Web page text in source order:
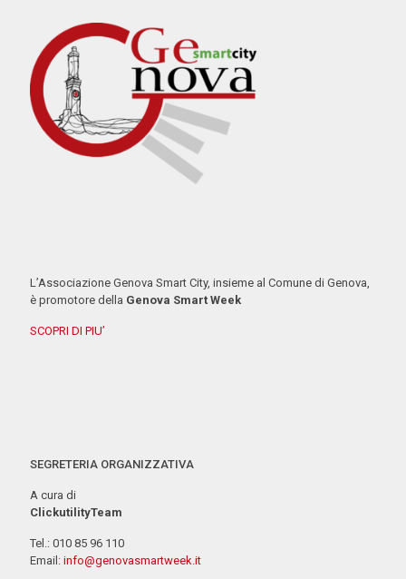
L’Associazione Genova Smart City, insieme al Comune di Genova,
è promotore della Genova Smart Week
SCOPRI DI PIU’
SEGRETERIA ORGANIZZATIVA
A cura di
ClickutilityTeam
Tel.: 010 85 96 110
Email: info@genovasmartweek.it